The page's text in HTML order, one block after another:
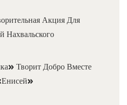
Акция Для
Нахвальского
Творит Добро Вместе